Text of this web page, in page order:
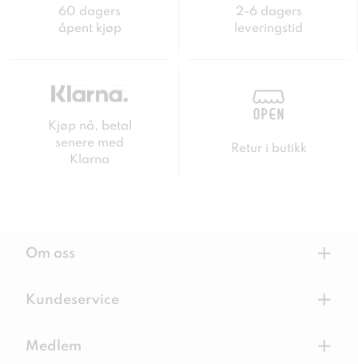
60 dagers
åpent kjøp
2-6 dagers
leveringstid
Kjøp nå, betal
senere med
Klarna
Retur i butikk
Om oss +
Kundeservice +
Medlem +